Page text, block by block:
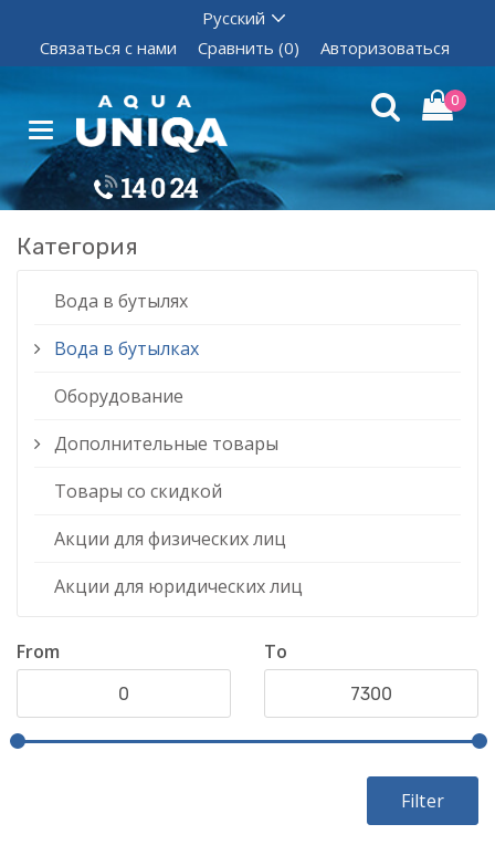
Связаться с нами Сравнить (0) Авторизоваться
0
Категория
Вода в бутылях
Вода в бутылках
Оборудование
Дополнительные товары
Товары со скидкой
Акции для физических лиц
Акции для юридических лиц
From To
Filter